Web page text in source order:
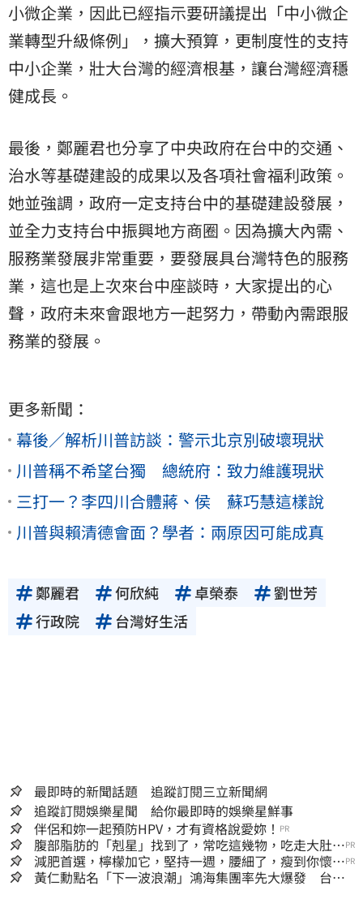
小微企業，因此已經指示要研議提出「中小微企
業轉型升級條例」，擴大預算，更制度性的支持
中小企業，壯大台灣的經濟根基，讓台灣經濟穩
健成長。
最後，鄭麗君也分享了中央政府在台中的交通、
治水等基礎建設的成果以及各項社會福利政策。
她並強調，政府一定支持台中的基礎建設發展，
並全力支持台中振興地方商圈。因為擴大內需、
服務業發展非常重要，要發展具台灣特色的服務
業，這也是上次來台中座談時，大家提出的心
聲，政府未來會跟地方一起努力，帶動內需跟服
務業的發展。
更多新聞：
幕後／解析川普訪談：警示北京別破壞現狀
川普稱不希望台獨 總統府：致力維護現狀
三打一？李四川合體蔣、侯 蘇巧慧這樣說
川普與賴清德會面？學者：兩原因可能成真
鄭麗君 何欣純 卓榮泰
劉世芳
行政院
台灣好生活
最即時的新聞話題 追蹤訂閱三立新聞網
追蹤訂閱娛樂星聞 給你最即時的娛樂星鮮事
伴侶和妳一起預防HPV，才有資格說愛妳！ PR
腹部脂肪的「剋星」找到了，常吃這幾物，吃走大肚
囊，瘦出小蠻腰
PR
減肥首選，檸檬加它，堅持一週，腰細了，瘦到你懷疑
人生
PR
黃仁勳點名「下一波浪潮」鴻海集團率先大爆發 台股